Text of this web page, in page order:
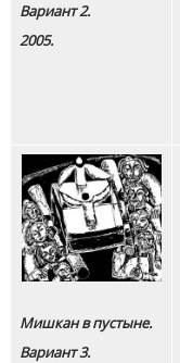
Вариант 2.
2005.
Мишкан в пустыне.
Вариант 3.